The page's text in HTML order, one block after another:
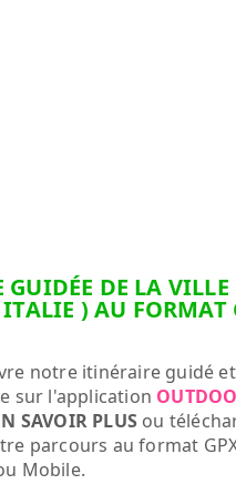
GUIDÉE DE LA VILLE
) AU FORMAT
notre itinéraire guidé
sur l'application
SAVOIR PLUS ou
parcours au format
Mobile.